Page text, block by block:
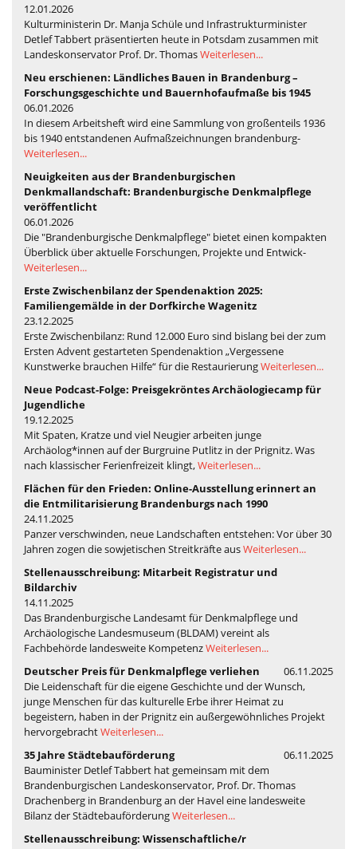
12.01.2026
Kulturministerin Dr. Manja Schüle und Infrastrukturminister
Detlef Tabbert präsentierten heute in Potsdam zusammen mit
Landeskonservator Prof. Dr. ThomasWeiterlesen...
Neu erschienen: Ländliches Bauen in Brandenburg –
Forschungsgeschichte und Bauernhofaufmaße bis 1945
06.01.2026
In diesem Arbeitsheft wird eine Sammlung von großenteils 1936
bis 1940 entstandenen Aufmaßzeichnungen brandenburg-
Weiterlesen...
Neuigkeiten aus der Brandenburgischen
Denkmallandschaft: Brandenburgische Denkmalpflege
veröffentlicht
06.01.2026
Die "Brandenburgische Denkmalpflege" bietet einen kompakten
Überblick über aktuelle Forschungen, Projekte und Entwick-
Weiterlesen...
Erste Zwischenbilanz der Spendenaktion 2025:
Familiengemälde in der Dorfkirche Wagenitz
23.12.2025
Erste Zwischenbilanz: Rund 12.000 Euro sind bislang bei der zum
Ersten Advent gestarteten Spendenaktion „Vergessene
Kunstwerke brauchen Hilfe“ für die RestaurierungWeiterlesen...
Neue Podcast-Folge: Preisgekröntes Archäologiecamp für
Jugendliche
19.12.2025
Mit Spaten, Kratze und viel Neugier arbeiten junge
Archäolog*innen auf der Burgruine Putlitz in der Prignitz. Was
nach klassischer Ferienfreizeit klingt,Weiterlesen...
Flächen für den Frieden: Online-Ausstellung erinnert an
die Entmilitarisierung Brandenburgs nach 1990
24.11.2025
Panzer verschwinden, neue Landschaften entstehen: Vor über 30
Jahren zogen die sowjetischen Streitkräfte ausWeiterlesen...
Stellenausschreibung: Mitarbeit Registratur und
Bildarchiv
14.11.2025
Das Brandenburgische Landesamt für Denkmalpflege und
Archäologische Landesmuseum (BLDAM) vereint als
Fachbehörde landesweite KompetenzWeiterlesen...
Deutscher Preis für Denkmalpflege verliehen
06.11.2025
Die Leidenschaft für die eigene Geschichte und der Wunsch,
junge Menschen für das kulturelle Erbe ihrer Heimat zu
begeistern, haben in der Prignitz ein außergewöhnliches Projekt
hervorgebrachtWeiterlesen...
35 Jahre Städtebauförderung
06.11.2025
Bauminister Detlef Tabbert hat gemeinsam mit dem
Brandenburgischen Landeskonservator, Prof. Dr. Thomas
Drachenberg in Brandenburg an der Havel eine landesweite
Bilanz der StädtebauförderungWeiterlesen...
Stellenausschreibung: Wissenschaftliche/r